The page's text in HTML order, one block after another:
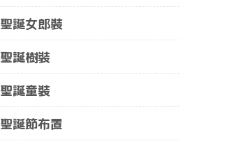
聖誕女郎裝
聖誕樹裝
聖誕童裝
聖誕節布置